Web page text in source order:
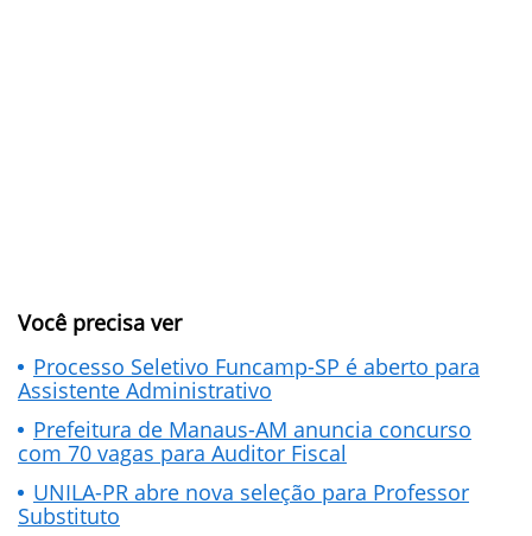
Você precisa ver
Processo Seletivo Funcamp-SP é aberto para
Assistente Administrativo
Prefeitura de Manaus-AM anuncia concurso
com 70 vagas para Auditor Fiscal
UNILA-PR abre nova seleção para Professor
Substituto